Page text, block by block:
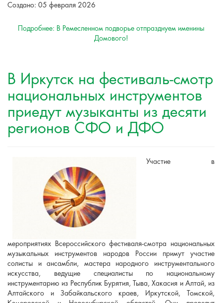
Создано: 05 февраля 2026
Подробнее: В Ремесленном подворье отпразднуем именины
Домового!
В Иркутск на фестиваль-смотр
национальных инструментов
приедут музыканты из десяти
регионов СФО и ДФО
Участие в
мероприятиях Всероссийского фестиваля-смотра национальных
музыкальных инструментов народов России примут участие
солисты и ансамбли, мастера народного инструментального
искусства, ведущие специалисты по национальному
инструментарию из Республик Бурятия, Тыва, Хакасия и Алтай, из
Алтайского и Забайкальского краев, Иркутской, Томской,